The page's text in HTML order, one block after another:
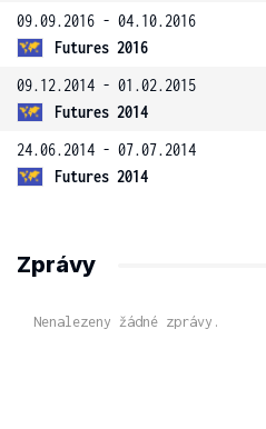
09.09.2016 - 04.10.2016
Futures 2016
09.12.2014 - 01.02.2015
Futures 2014
24.06.2014 - 07.07.2014
Futures 2014
Zprávy
Nenalezeny žádné zprávy.